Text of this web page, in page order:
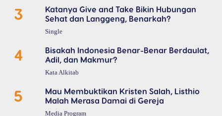
3
Katanya Give and Take Bikin Hubungan
Sehat dan Langgeng, Benarkah?
Single
4
Bisakah Indonesia Benar-Benar Berdaulat,
Adil, dan Makmur?
Kata Alkitab
5
Mau Membuktikan Kristen Salah, Listhio
Malah Merasa Damai di Gereja
Media Program